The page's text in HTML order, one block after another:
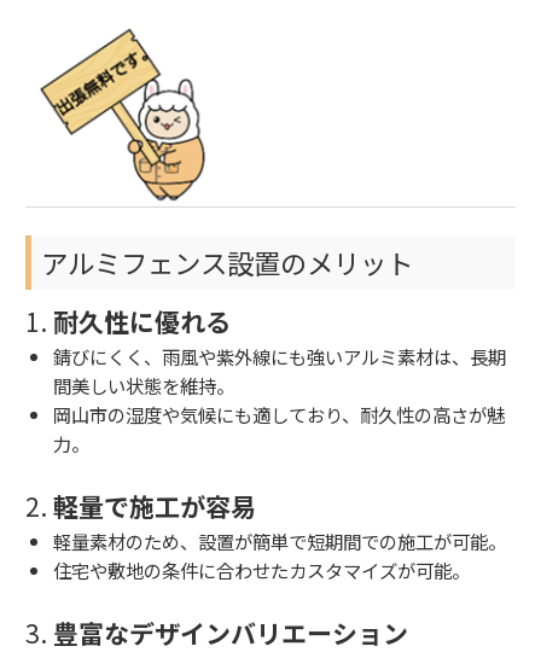
アルミフェンス設置のメリット
1. 耐久性に優れる
錆びにくく、雨風や紫外線にも強いアルミ素材は、長期
間美しい状態を維持。
岡山市の湿度や気候にも適しており、耐久性の高さが魅
力。
2. 軽量で施工が容易
軽量素材のため、設置が簡単で短期間での施工が可能。
住宅や敷地の条件に合わせたカスタマイズが可能。
3. 豊富なデザインバリエーション